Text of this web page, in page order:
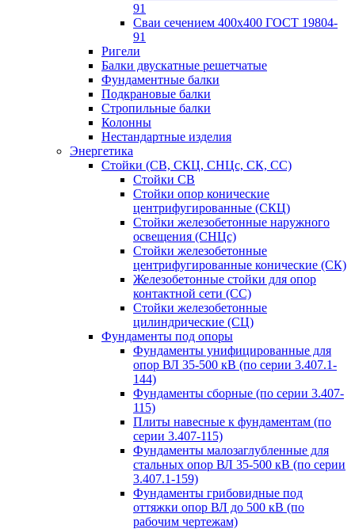
91
Сваи сечением 400х400 ГОСТ 19804-
91
Ригели
Балки двускатные решетчатые
Фундаментные балки
Подкрановые балки
Стропильные балки
Колонны
Нестандартные изделия
Энергетика
Стойки (СВ, СКЦ, СНЦс, СК, СС)
Стойки СВ
Стойки опор конические
центрифугированные (СКЦ)
Стойки железобетонные наружного
освещения (СНЦс)
Стойки железобетонные
центрифугированные конические (СК)
Железобетонные стойки для опор
контактной сети (СС)
Стойки железобетонные
цилиндрические (СЦ)
Фундаменты под опоры
Фундаменты унифицированные для
опор ВЛ 35-500 кВ (по серии 3.407.1-
144)
Фундаменты сборные (по серии 3.407-
115)
Плиты навесные к фундаментам (по
серии 3.407-115)
Фундаменты малозаглубленные для
стальных опор ВЛ 35-500 кВ (по серии
3.407.1-159)
Фундаменты грибовидные под
оттяжки опор ВЛ до 500 кВ (по
рабочим чертежам)